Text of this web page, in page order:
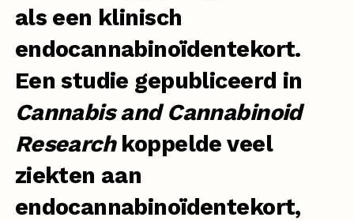
als een klinisch
endocannabinoïdentekort.
Eenstudie gepubliceerd in
Cannabis and Cannabinoid
Researchkoppelde veel
ziekten aan
endocannabinoïdentekort,